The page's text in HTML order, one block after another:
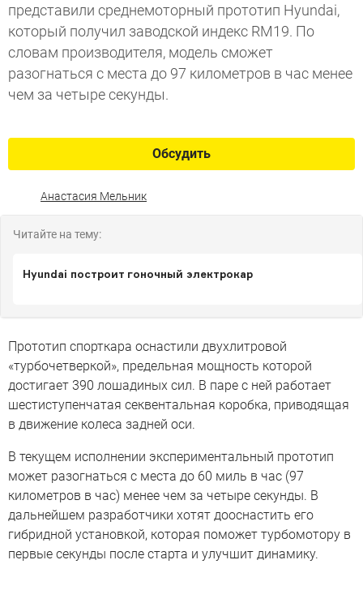
представили среднемоторный прототип Hyundai,
который получил заводской индекс RM19. По
словам производителя, модель сможет
разогнаться с места до 97 километров в час менее
чем за четыре секунды.
Обсудить
Анастасия Мельник
Читайте на тему:
Hyundai построит гоночный электрокар
Прототип спорткара оснастили двухлитровой
«турбочетверкой», предельная мощность которой
достигает 390 лошадиных сил. В паре с ней работает
шестиступенчатая секвентальная коробка, приводящая
в движение колеса задней оси.
В текущем исполнении экспериментальный прототип
может разогнаться с места до 60 миль в час (97
километров в час) менее чем за четыре секунды. В
дальнейшем разработчики хотят дооснастить его
гибридной установкой, которая поможет турбомотору в
первые секунды после старта и улучшит динамику.